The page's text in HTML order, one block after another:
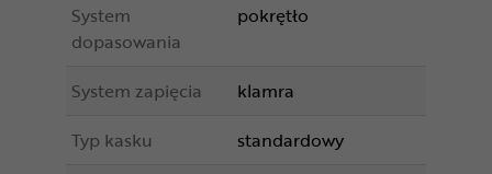
System
dopasowania
pokrętło
System zapięcia
klamra
Typ kasku
standardowy